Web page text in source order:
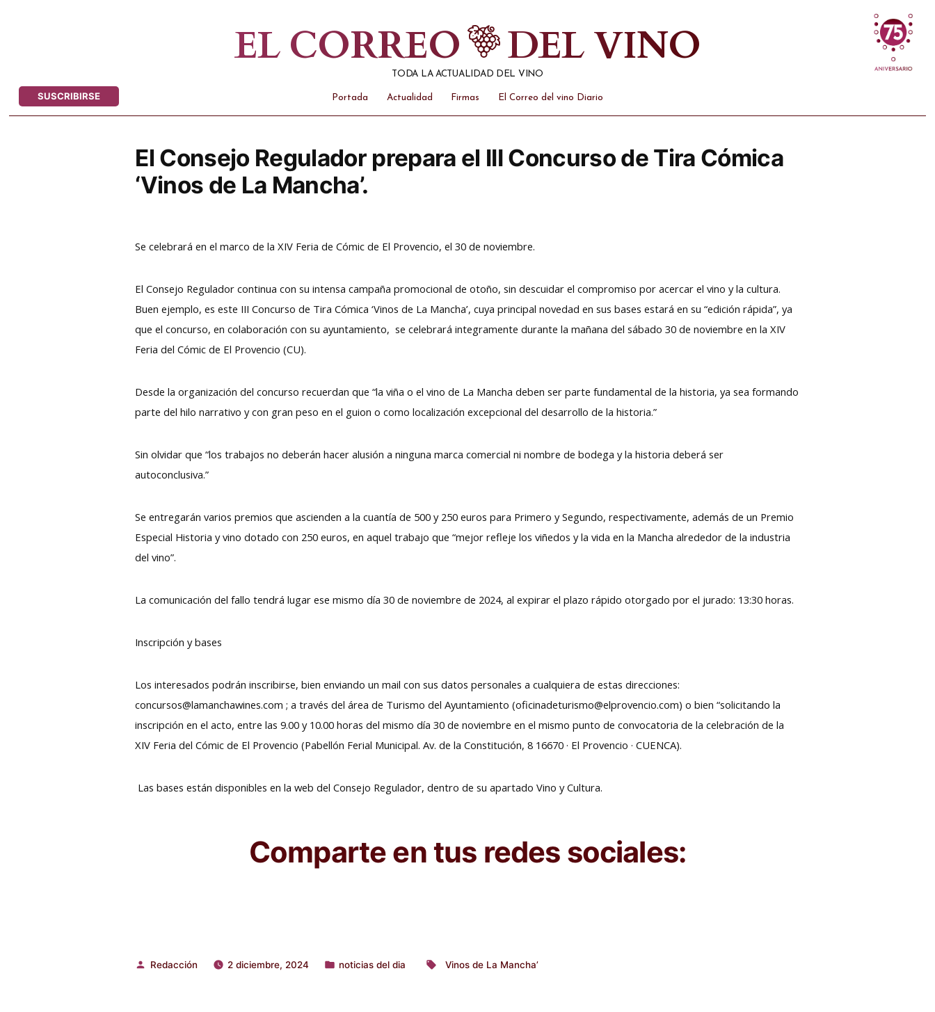
EL CORREO DEL VINO
TODA LA ACTUALIDAD DEL VINO
SUSCRIBIRSE Portada Actualidad Firmas El Correo del vino Diario
El Consejo Regulador prepara el III Concurso de Tira Cómica
‘Vinos de La Mancha’.
Se celebrará en el marco de la XIV Feria de Cómic de El Provencio, el 30 de noviembre.
El Consejo Regulador continua con su intensa campaña promocional de otoño, sin descuidar el compromiso por acercar el vino y la cultura.
Buen ejemplo, es este III Concurso de Tira Cómica ‘Vinos de La Mancha’, cuya principal novedad en sus bases estará en su “edición rápida”, ya
que el concurso, en colaboración con su ayuntamiento, se celebrará integramente durante la mañana del sábado 30 de noviembre en la XIV
Feria del Cómic de El Provencio (CU).
Desde la organización del concurso recuerdan que “la viña o el vino de La Mancha deben ser parte fundamental de la historia, ya sea formando
parte del hilo narrativo y con gran peso en el guion o como localización excepcional del desarrollo de la historia.”
Sin olvidar que “los trabajos no deberán hacer alusión a ninguna marca comercial ni nombre de bodega y la historia deberá ser
autoconclusiva.”
Se entregarán varios premios que ascienden a la cuantía de 500 y 250 euros para Primero y Segundo, respectivamente, además de un Premio
Especial Historia y vino dotado con 250 euros, en aquel trabajo que “mejor refleje los viñedos y la vida en la Mancha alrededor de la industria
del vino”.
La comunicación del fallo tendrá lugar ese mismo día 30 de noviembre de 2024, al expirar el plazo rápido otorgado por el jurado: 13:30 horas.
Inscripción y bases
Los interesados podrán inscribirse, bien enviando un mail con sus datos personales a cualquiera de estas direcciones:
concursos@lamanchawines.com ; a través del área de Turismo del Ayuntamiento (oficinadeturismo@elprovencio.com) o bien “solicitando la
inscripción en el acto, entre las 9.00 y 10.00 horas del mismo día 30 de noviembre en el mismo punto de convocatoria de la celebración de la
XIV Feria del Cómic de El Provencio (Pabellón Ferial Municipal. Av. de la Constitución, 8 16670 · El Provencio · CUENCA).
Las bases están disponibles en la web del Consejo Regulador, dentro de su apartado Vino y Cultura.
Comparte en tus redes sociales:
Publicado
Redacción 2 diciembre, 2024
Publicado
noticias del dia
Etiquetas:
Vinos de La Mancha’